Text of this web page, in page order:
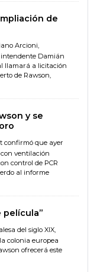
de
Arcioni,
Damián
llamará a licitación
de Rawson,
y se
confirmó que ayer
ventilación
control de PCR
al informe
película”
del siglo XIX,
colonia europea
ofrecerá este